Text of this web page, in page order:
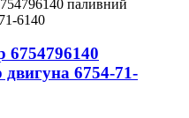
6754796140
6754-71-